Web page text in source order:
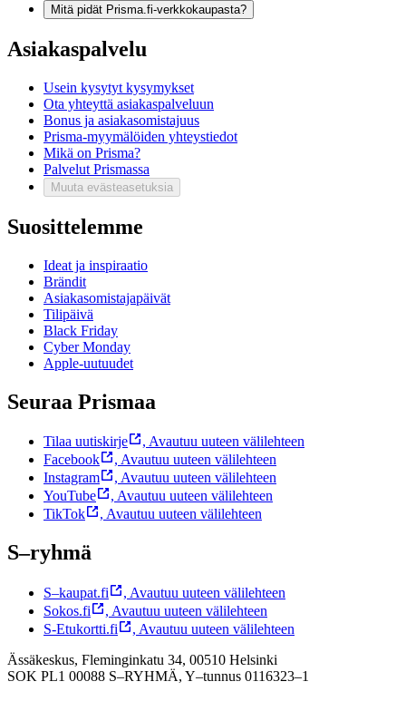
Mitä pidät Prisma.fi-verkkokaupasta?
Asiakaspalvelu
Usein kysytyt kysymykset
Ota yhteyttä asiakaspalveluun
Bonus ja asiakasomistajuus
Prisma-myymälöiden yhteystiedot
Mikä on Prisma?
Palvelut Prismassa
Muuta evästeasetuksia
Suosittelemme
Ideat ja inspiraatio
Brändit
Asiakasomistajapäivät
Tilipäivä
Black Friday
Cyber Monday
Apple-uutuudet
Seuraa Prismaa
Tilaa uutiskirje , Avautuu uuteen välilehteen
Facebook
, Avautuu uuteen välilehteen
Instagram
, Avautuu uuteen välilehteen
YouTube
, Avautuu uuteen välilehteen
TikTok
, Avautuu uuteen välilehteen
S–ryhmä
S–kaupat.fi , Avautuu uuteen välilehteen
Sokos.fi
, Avautuu uuteen välilehteen
S-Etukortti.fi
, Avautuu uuteen välilehteen
Ässäkeskus, Fleminginkatu 34, 00510 Helsinki
SOK PL1 00088 S–RYHMÄ, Y–tunnus 0116323–1